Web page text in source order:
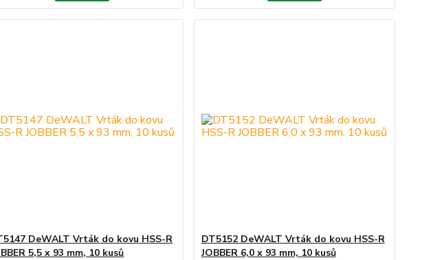
DeWALT Vrták do kovu HSS-R
5,5 x 93 mm, 10 kusů
DT5152 DeWALT Vrták do kovu HSS-R
JOBBER 6,0 x 93 mm, 10 kusů